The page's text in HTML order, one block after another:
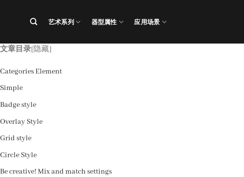
容
艺术系列 器型属性 应用场景
文章目录[隐藏]
Categories Element
Simple
Badge style
Overlay Style
Grid style
Circle Style
Be creative! Mix and match settings